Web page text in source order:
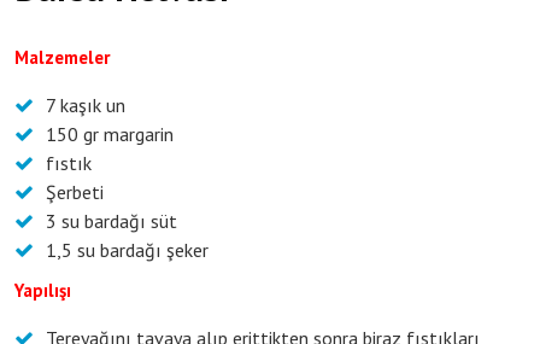
Malzemeler
7 kaşık un
150 gr margarin
fıstık
Şerbeti
3 su bardağı süt
1,5 su bardağı şeker
Yapılışı
Tereyağını tavaya alıp erittikten sonra biraz fıstıkları